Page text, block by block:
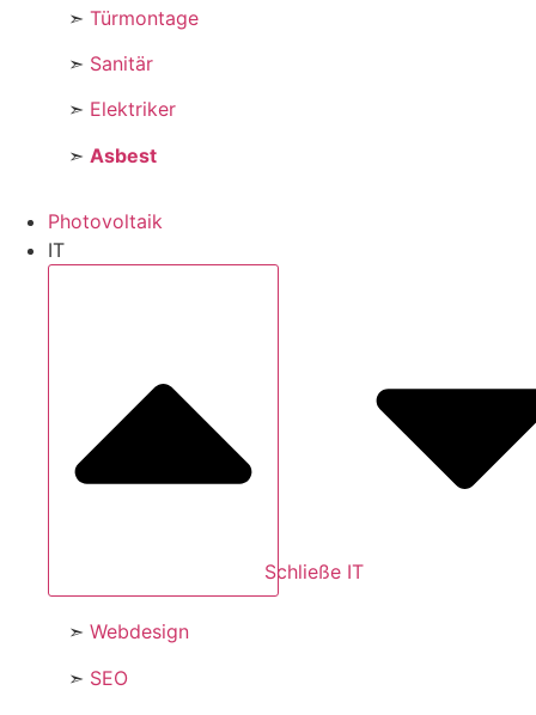
➣ Türmontage
➣ Sanitär
➣ Elektriker
➣ Asbest
Photovoltaik
IT
Schließe IT
➣ Webdesign
➣ SEO